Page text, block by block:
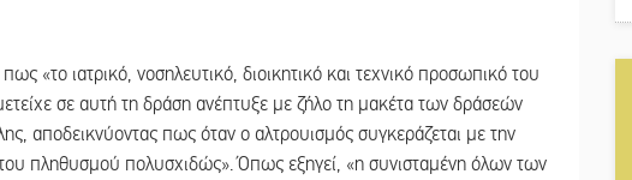
«το ιατρικό, νοσηλευτικό, διοικητικό και τεχνικό προσωπικό του
σε αυτή τη δράση ανέπτυξε με ζήλο τη μακέτα των δράσεών
αποδεικνύοντας πως όταν ο αλτρουισμός συγκεράζεται με την
του πληθυσμού πολυσχιδώς». Όπως εξηγεί, «η συνισταμένη όλων των